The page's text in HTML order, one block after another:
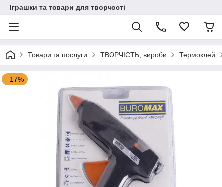
Іграшки та товари для творчості
Товари та послуги ТВОРЧІСТЬ, вироби Термоклей
–17%